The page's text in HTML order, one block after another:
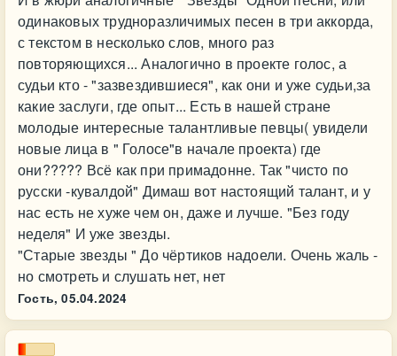
одинаковых трудноразличимых песен в три аккорда,
с текстом в несколько слов, много раз
повторяющихся... Аналогично в проекте голос, а
судьи кто - "зазвездившиеся", как они и уже судьи,за
какие заслуги, где опыт... Есть в нашей стране
молодые интересные талантливые певцы( увидели
новые лица в " Голосе"в начале проекта) где
они????? Всё как при примадонне. Так "чисто по
русски -кувалдой" Димаш вот настоящий талант, и у
нас есть не хуже чем он, даже и лучше. "Без году
неделя" И уже звезды.
"Старые звезды " До чёртиков надоели. Очень жаль -
но смотреть и слушать нет, нет
Гость, 05.04.2024